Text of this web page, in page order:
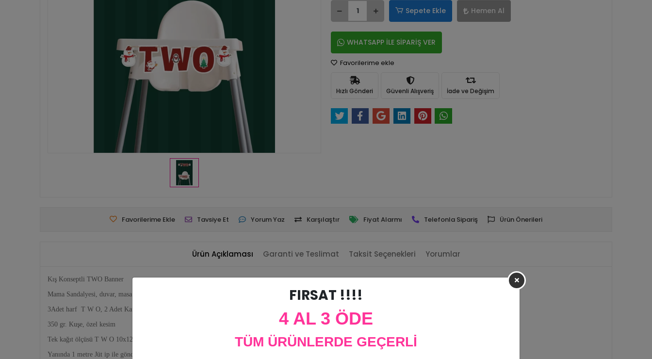
Sepete Ekle Hemen Al
WHATSAPP İLE SİPARİŞ VER
Favorilerime ekle
Hızlı Gönderi Güvenli Alışveriş İade ve Değişim
Favorilerime Ekle Tavsiye Et Yorum Yaz Karşılaştır Fiyat Alarmı Telefonla Sipariş Ürün Önerileri
Ürün Açıklaması Garanti ve Teslimat Taksit Seçenekleri Yorumlar
Kış Konseptli TWO Banner
Mama Sandalyesi, duvar, masa önü gibi dilediğiniz yerde dekor olarak kullanabilirsiniz.
3Adet harf T W O, 2 Adet Kardan Adam, toplam 5 adet banner
350 gr. Kuşe, özel kesim
Tek kağıt ölçüsü T W O 10x12 cm, Kardan Adamlar 7,5x8,5cm Toplam 45 cm genişliğindedir.
Yanında 1 metre Jüt ip ile gönderilmektedir.
FIRSAT !!!!
4 AL 3 ÖDE
TÜM ÜRÜNLERDE GEÇERLİ